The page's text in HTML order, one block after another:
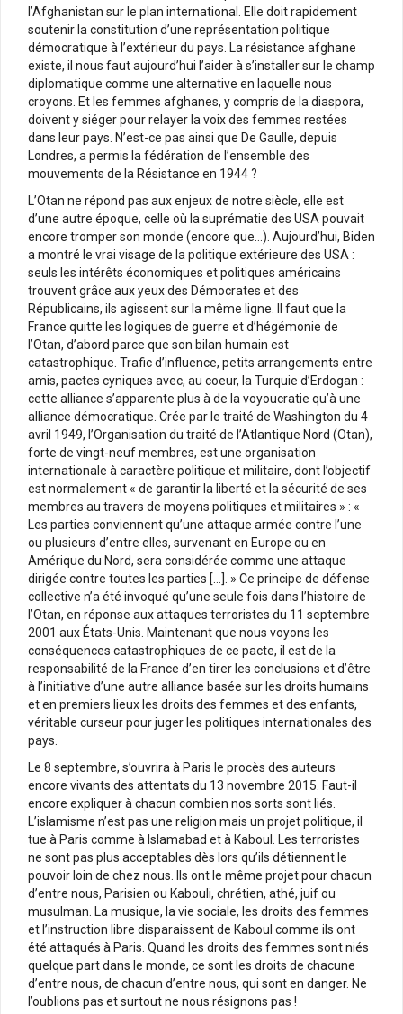
l’Afghanistan sur le plan international. Elle doit rapidement
soutenir la constitution d’une représentation politique
démocratique à l’extérieur du pays. La résistance afghane
existe, il nous faut aujourd’hui l’aider à s’installer sur le champ
diplomatique comme une alternative en laquelle nous
croyons. Et les femmes afghanes, y compris de la diaspora,
doivent y siéger pour relayer la voix des femmes restées
dans leur pays. N’est-ce pas ainsi que De Gaulle, depuis
Londres, a permis la fédération de l’ensemble des
mouvements de la Résistance en 1944 ?
L’Otan ne répond pas aux enjeux de notre siècle, elle est
d’une autre époque, celle où la suprématie des USA pouvait
encore tromper son monde (encore que…). Aujourd’hui, Biden
a montré le vrai visage de la politique extérieure des USA :
seuls les intérêts économiques et politiques américains
trouvent grâce aux yeux des Démocrates et des
Républicains, ils agissent sur la même ligne. Il faut que la
France quitte les logiques de guerre et d’hégémonie de
l’Otan, d’abord parce que son bilan humain est
catastrophique. Trafic d’influence, petits arrangements entre
amis, pactes cyniques avec, au coeur, la Turquie d’Erdogan :
cette alliance s’apparente plus à de la voyoucratie qu’à une
alliance démocratique. Crée par le traité de Washington du 4
avril 1949, l’Organisation du traité de l’Atlantique Nord (Otan),
forte de vingt-neuf membres, est une organisation
internationale à caractère politique et militaire, dont l’objectif
est normalement « de garantir la liberté et la sécurité de ses
membres au travers de moyens politiques et militaires » : «
Les parties conviennent qu’une attaque armée contre l’une
ou plusieurs d’entre elles, survenant en Europe ou en
Amérique du Nord, sera considérée comme une attaque
dirigée contre toutes les parties […]. » Ce principe de défense
collective n’a été invoqué qu’une seule fois dans l’histoire de
l’Otan, en réponse aux attaques terroristes du 11 septembre
2001 aux États-Unis. Maintenant que nous voyons les
conséquences catastrophiques de ce pacte, il est de la
responsabilité de la France d’en tirer les conclusions et d’être
à l’initiative d’une autre alliance basée sur les droits humains
et en premiers lieux les droits des femmes et des enfants,
véritable curseur pour juger les politiques internationales des
pays.
Le 8 septembre, s’ouvrira à Paris le procès des auteurs
encore vivants des attentats du 13 novembre 2015. Faut-il
encore expliquer à chacun combien nos sorts sont liés.
L’islamisme n’est pas une religion mais un projet politique, il
tue à Paris comme à Islamabad et à Kaboul. Les terroristes
ne sont pas plus acceptables dès lors qu’ils détiennent le
pouvoir loin de chez nous. Ils ont le même projet pour chacun
d’entre nous, Parisien ou Kabouli, chrétien, athé, juif ou
musulman. La musique, la vie sociale, les droits des femmes
et l’instruction libre disparaissent de Kaboul comme ils ont
été attaqués à Paris. Quand les droits des femmes sont niés
quelque part dans le monde, ce sont les droits de chacune
d’entre nous, de chacun d’entre nous, qui sont en danger. Ne
l’oublions pas et surtout ne nous résignons pas !